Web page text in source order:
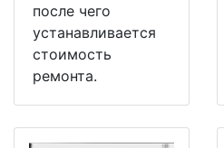
после чего
устанавливается
стоимость
ремонта.